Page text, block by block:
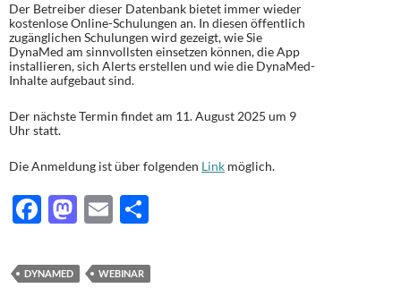
Der Betreiber dieser Datenbank bietet immer wieder
kostenlose Online-Schulungen an. In diesen öffentlich
zugänglichen Schulungen wird gezeigt, wie Sie
DynaMed am sinnvollsten einsetzen können, die App
installieren, sich Alerts erstellen und wie die DynaMed-
Inhalte aufgebaut sind.
Der nächste Termin findet am 11. August 2025 um 9
Uhr statt.
Die Anmeldung ist über folgenden Link möglich.
F
e
M
to
E
ail le
DYNAMED WEBINAR